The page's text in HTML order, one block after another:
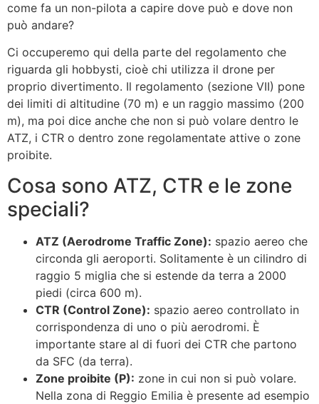
come fa un non-pilota a capire dove può e dove non
può andare?
Ci occuperemo qui della parte del regolamento che
riguarda gli hobbysti, cioè chi utilizza il drone per
proprio divertimento. Il regolamento (sezione VII) pone
dei limiti di altitudine (70 m) e un raggio massimo (200
m), ma poi dice anche che non si può volare dentro le
ATZ, i CTR o dentro zone regolamentate attive o zone
proibite.
Cosa sono ATZ, CTR e le zone
speciali?
ATZ (Aerodrome Traffic Zone): spazio aereo che
circonda gli aeroporti. Solitamente è un cilindro di
raggio 5 miglia che si estende da terra a 2000
piedi (circa 600 m).
CTR (Control Zone): spazio aereo controllato in
corrispondenza di uno o più aerodromi. È
importante stare al di fuori dei CTR che partono
da SFC (da terra).
Zone proibite (P): zone in cui non si può volare.
Nella zona di Reggio Emilia è presente ad esempio